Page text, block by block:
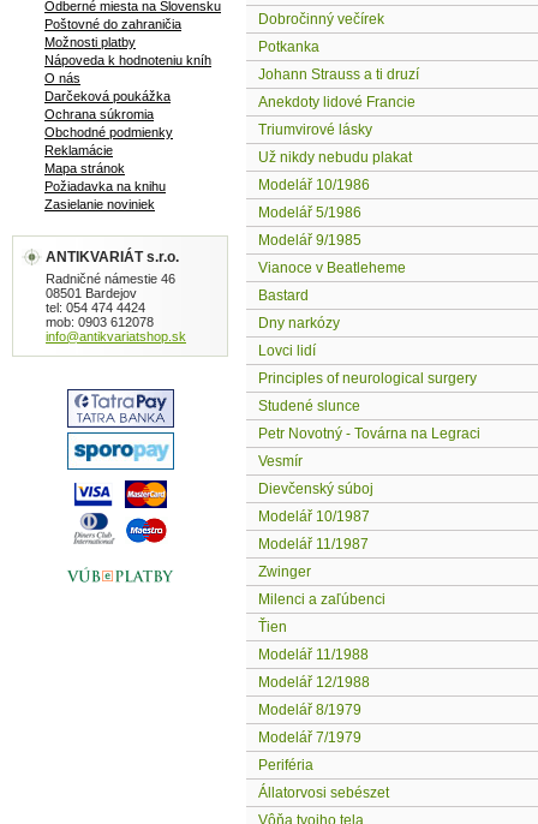
Dobročinný večírek
Potkanka
Johann Strauss a ti druzí
Anekdoty lidové Francie
Triumvirové lásky
Už nikdy nebudu plakat
Modelář 10/1986
Modelář 5/1986
Modelář 9/1985
Vianoce v Beatleheme
Bastard
Dny narkózy
Lovci lidí
Principles of neurological surgery
Studené slunce
Petr Novotný - Továrna na Legraci
Vesmír
Dievčenský súboj
Modelář 10/1987
Modelář 11/1987
Zwinger
Milenci a zaľúbenci
Ťien
Modelář 11/1988
Modelář 12/1988
Modelář 8/1979
Modelář 7/1979
Periféria
Állatorvosi sebészet
Odberné miesta na Slovensku
Poštovné do zahraničia
Možnosti platby
Nápoveda k hodnoteniu kníh
O nás
Darčeková poukážka
Ochrana súkromia
Obchodné podmienky
Reklamácie
Mapa stránok
Požiadavka na knihu
Zasielanie noviniek
ANTIKVARIÁT s.r.o.
Radničné námestie 46
08501 Bardejov
tel: 054 474 4424
mob: 0903 612078
info@antikvariatshop.sk